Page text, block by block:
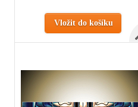
Vložit do košíku